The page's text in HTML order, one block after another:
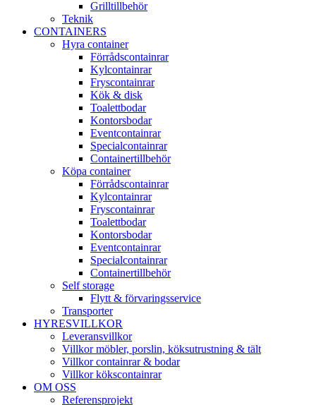
Grilltillbehör
Teknik
CONTAINERS
Hyra container
Förrådscontainrar
Kylcontainrar
Fryscontainrar
Kök & disk
Toalettbodar
Kontorsbodar
Eventcontainrar
Specialcontainrar
Containertillbehör
Köpa container
Förrådscontainrar
Kylcontainrar
Fryscontainrar
Toalettbodar
Kontorsbodar
Eventcontainrar
Specialcontainrar
Containertillbehör
Self storage
Flytt & förvaringsservice
Transporter
HYRESVILLKOR
Leveransvillkor
Villkor möbler, porslin, köksutrustning & tält
Villkor containrar & bodar
Villkor kökscontainrar
OM OSS
Referensprojekt